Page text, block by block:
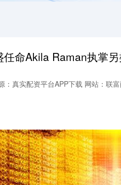
命Akila Raman执掌
：真实配资平台APP下载 网站：联